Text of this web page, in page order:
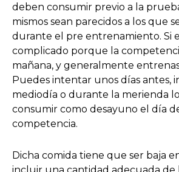
deben consumir previo a la
mismos sean parecidos a los que
durante el pre entrenamiento. Si
complicado porque la
mañana, y generalmente
Puedes intentar unos días antes,
mediodía o durante la merienda
consumir como desayuno el día
competencia.
Dicha comida tiene que ser baja